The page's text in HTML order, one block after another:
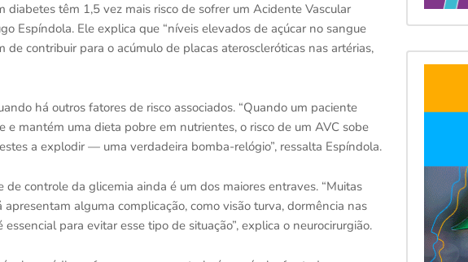
têm 1,5 vez mais risco de sofrer um Acidente Vascular
Espíndola. Ele explica que “níveis elevados de açúcar no sangue
de contribuir para o acúmulo de placas ateroscleróticas nas artérias,
há outros fatores de risco associados. “Quando um paciente
mantém uma dieta pobre em nutrientes, o risco de um AVC sobe
a explodir — uma verdadeira bomba-relógio”, ressalta Espíndola.
controle da glicemia ainda é um dos maiores entraves. “Muitas
alguma complicação, como visão turva, dormência nas
para evitar esse tipo de situação”, explica o neurocirurgião.